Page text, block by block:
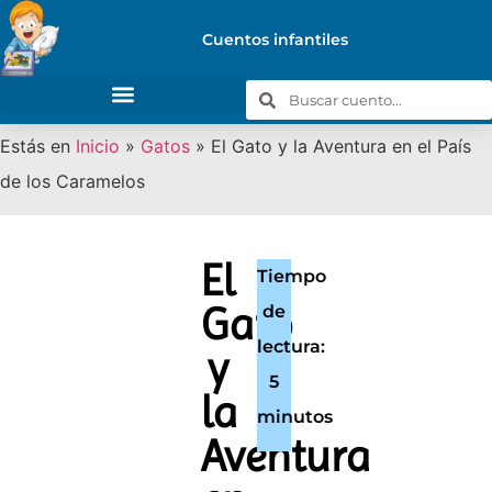
Cuentos infantiles
Estás en Inicio » Gatos » El Gato y la Aventura en el País
de los Caramelos
El
Gato
y
la
Aventura
Tiempo
de
lectura:
5
minutos